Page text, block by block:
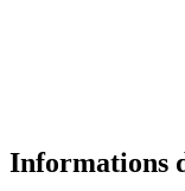
Informations